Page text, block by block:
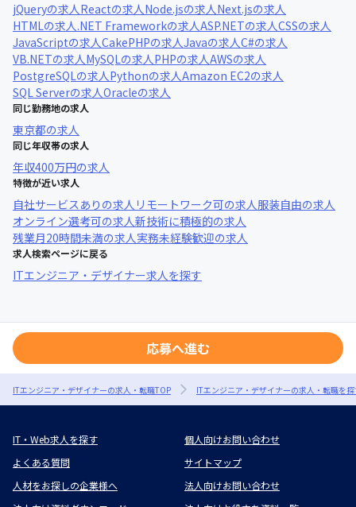
jQueryの求人Reactの求人Node.jsの求人Next.jsの求人
HTMLの求人.NET Frameworkの求人ASP.NETの求人CSSの求人
JavaScriptの求人CakePHPの求人Javaの求人C#の求人
VB.NETの求人MySQLの求人PHPの求人AWSの求人
PostgreSQLの求人Pythonの求人Amazon EC2の求人
SQL Serverの求人Oracleの求人
同じ勤務地の求人
東京都の求人
同じ年収帯の求人
年収400万円の求人
特徴が近い求人
自社サービスあり の求人 リモートワーク可の求人服装自由の求人
オンライン選考可の求人新技術に積極的の求人
残業月20時間未満の求人実務未経験歓迎の求人
求人検索ページに戻る
ITエンジニア・デザイナー求人を探す
応募へ進む
ITエンジニア・デザイナーの求人・転職TOP ITエンジニア・デザイナーの求人・転職を
IT・Web求人を探す
個人向けお問い合わせ
よくある質問
サイトマップ
人材をお探しの企業様へ
法人向けお問い合わせ